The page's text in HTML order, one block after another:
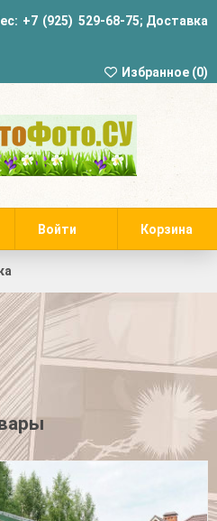
+7 (925) 529-68-75; Доставка
Избранное (0)
Войти Корзина